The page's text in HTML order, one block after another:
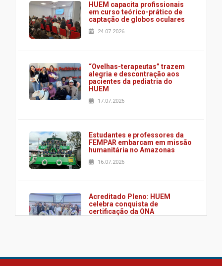
HUEM capacita profissionais
em curso teórico-prático de
captação de globos oculares
24.07.2026
“Ovelhas-terapeutas” trazem
alegria e descontração aos
pacientes da pediatria do
HUEM
17.07.2026
Estudantes e professores da
FEMPAR embarcam em missão
humanitária no Amazonas
16.07.2026
Acreditado Pleno: HUEM
celebra conquista de
certificação da ONA
HUEM é o primeiro hospital do